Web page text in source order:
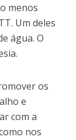
menos
Um deles
água. O
os
e
com a
nos